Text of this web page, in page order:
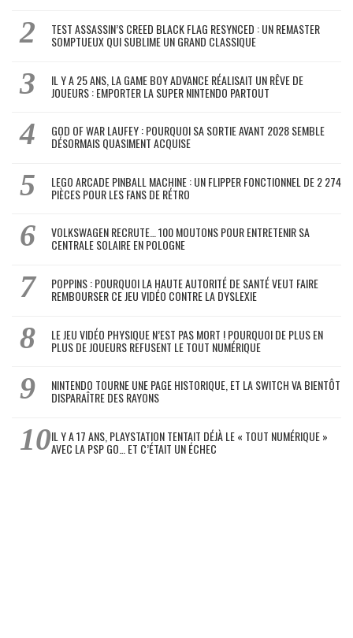
TEST ASSASSIN’S CREED BLACK FLAG RESYNCED : UN REMASTER
SOMPTUEUX QUI SUBLIME UN GRAND CLASSIQUE
IL Y A 25 ANS, LA GAME BOY ADVANCE RÉALISAIT UN RÊVE DE
JOUEURS : EMPORTER LA SUPER NINTENDO PARTOUT
GOD OF WAR LAUFEY : POURQUOI SA SORTIE AVANT 2028 SEMBLE
DÉSORMAIS QUASIMENT ACQUISE
LEGO ARCADE PINBALL MACHINE : UN FLIPPER FONCTIONNEL DE 2 274
PIÈCES POUR LES FANS DE RÉTRO
VOLKSWAGEN RECRUTE… 100 MOUTONS POUR ENTRETENIR SA
CENTRALE SOLAIRE EN POLOGNE
POPPINS : POURQUOI LA HAUTE AUTORITÉ DE SANTÉ VEUT FAIRE
REMBOURSER CE JEU VIDÉO CONTRE LA DYSLEXIE
LE JEU VIDÉO PHYSIQUE N’EST PAS MORT ! POURQUOI DE PLUS EN
PLUS DE JOUEURS REFUSENT LE TOUT NUMÉRIQUE
NINTENDO TOURNE UNE PAGE HISTORIQUE, ET LA SWITCH VA BIENTÔT
DISPARAÎTRE DES RAYONS
IL Y A 17 ANS, PLAYSTATION TENTAIT DÉJÀ LE « TOUT NUMÉRIQUE »
AVEC LA PSP GO… ET C’ÉTAIT UN ÉCHEC